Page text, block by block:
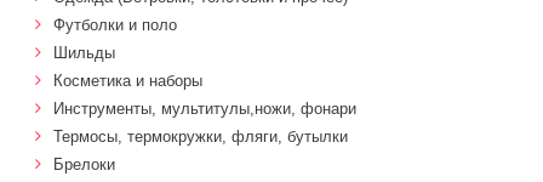
Футболки и поло
Шильды
Косметика и наборы
Инструменты, мультитулы,ножи, фонари
Термосы, термокружки, фляги, бутылки
Брелоки